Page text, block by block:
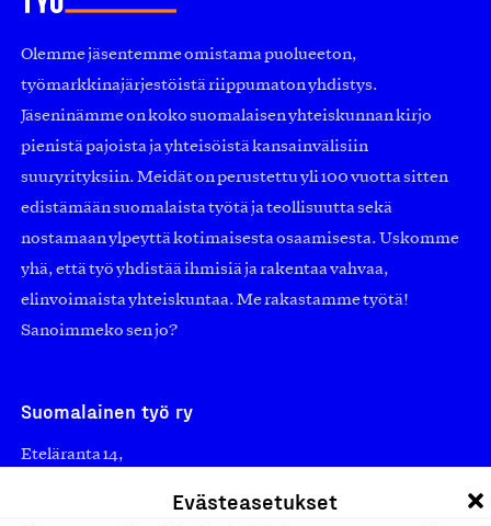
Evästeasetukset
Olemme jäsentemme omistama puolueeton,
työmarkkinajärjestöistä riippumaton yhdistys.
Jäseninämme on koko suomalaisen yhteiskunnan kirjo
pienistä pajoista ja yhteisöistä kansainvälisiin
suuryrityksiin. Meidät on perustettu yli 100 vuotta sitten
edistämään suomalaista työtä ja teollisuutta sekä
nostamaan ylpeyttä kotimaisesta osaamisesta. Uskomme
yhä, että työ yhdistää ihmisiä ja rakentaa vahvaa,
elinvoimaista yhteiskuntaa. Me rakastamme työtä!
Sanoimmeko sen jo?
Suomalainen työ ry
Eteläranta 14,